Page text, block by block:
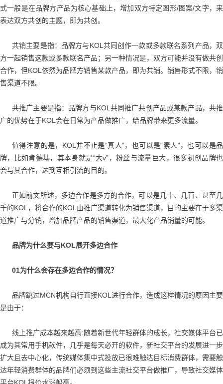
式一般是在品牌方产品为核心基础上，增加双方特定图形/图案/文字，来
表达双方共创的主题，即为共创。
共销主要是指：品牌方与KOL共同创作一款或多款联名系列产品，双
方一起销售这款或多款联名产品；另一种情况是，双方可能并没有做共创
合作，但KOL依然为品牌方销售某款产品，即为共销。销售形式不限，销
售渠道不限。
共推广主要是指：品牌方与KOL共同推广共创产品或某款产品，共推
广的优势在于KOL会在日常为产品做推广，给品牌带来更多流量。
值得注意的是，KOL并不止是“真人”，也可以是“素人”，也可以是品
牌，比如肯德基，其本身就是“大v”，粉丝与流量巨大，很多初创品牌也
会与其合作，达到互相引流的目的。
正如前文所述，多边合作是多方的合作，可以是几十、几百、甚至几
千的KOL，将合作的KOL由推广渠道转化为销售渠道，目的主要在于多渠
道推广与分销，增加品牌产品的销售渠道，最大化产品销量的可能。
品牌为什么要与KOL展开多边合作
01为什么会存在多边合作的情况？
品牌跳过MCN机构自行直接KOL进行合作，造成这样情况的原因主要
是由于：
线上推广成本越来越高:随着新世代年轻群体的成长，社交媒体平台已
成为其常用手机软件，几乎是每天必开的软件，新社交平台的发展进一步
扩大且去中心化，传统媒体集中式投放已很难触达目标消费群体，需要触
达年轻消费群体的品牌们必须到这些主流社交平台做推广，导致社交媒体